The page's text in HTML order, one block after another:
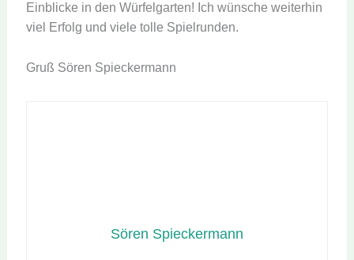
Einblicke in den Würfelgarten! Ich wünsche weiterhin
viel Erfolg und viele tolle Spielrunden.
Gruß Sören Spieckermann
Sören Spieckermann